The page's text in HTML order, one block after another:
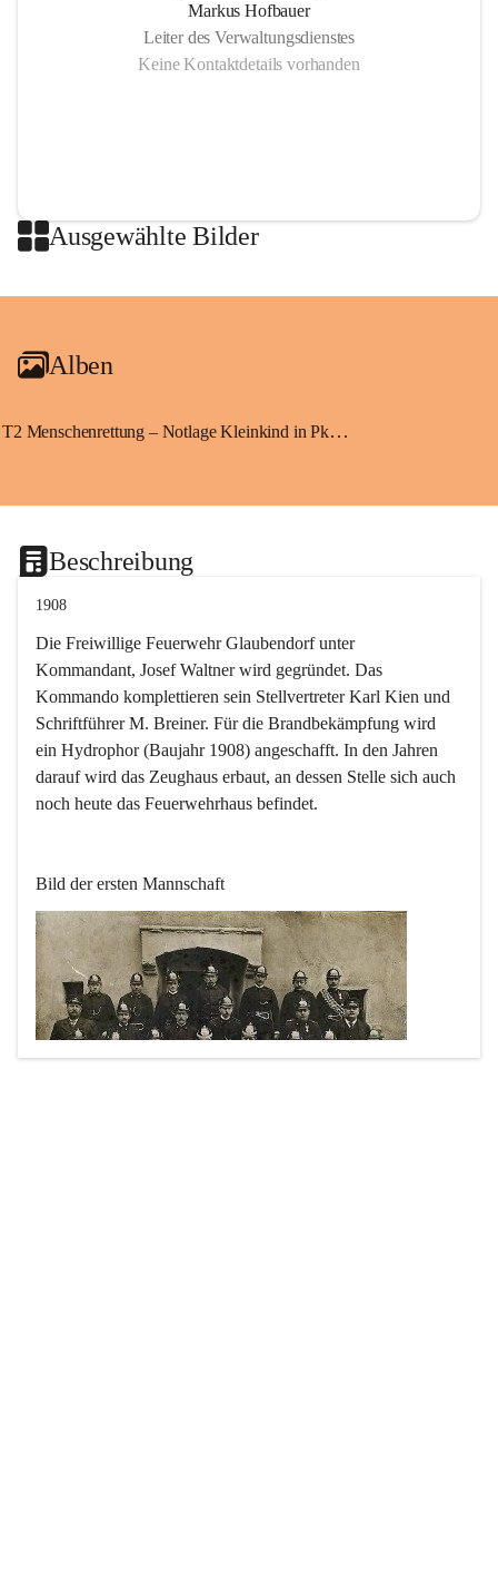
Markus Hofbauer
Leiter des Verwaltungsdienstes
Keine Kontaktdetails vorhanden
Ausgewählte Bilder
+2
Alben
T2 Menschenrettung – Notlage Kleinkind in Pkw eingeschlossen
Beschreibung
1908
Die Freiwillige Feuerwehr Glaubendorf unter
Kommandant, Josef Waltner wird gegründet. Das
Kommando komplettieren sein Stellvertreter Karl Kien und
Schriftführer M. Breiner. Für die Brandbekämpfung wird
ein Hydrophor (Baujahr 1908) angeschafft. In den Jahren
darauf wird das Zeughaus erbaut, an dessen Stelle sich auch
noch heute das Feuerwehrhaus befindet.
Bild der ersten Mannschaft